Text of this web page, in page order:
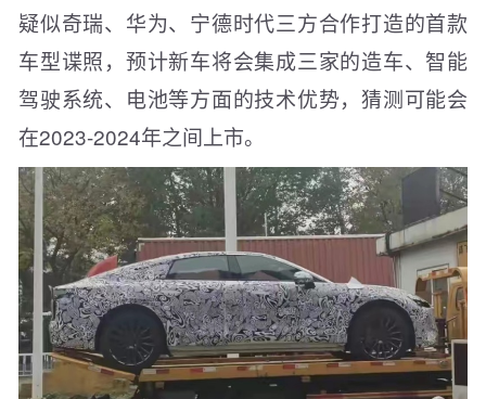
疑似奇瑞、华为、宁德时代三方合作打造的首款
车型谍照，预计新车将会集成三家的造车、智能
驾驶系统、电池等方面的技术优势，猜测可能会
在2023-2024年之间上市。